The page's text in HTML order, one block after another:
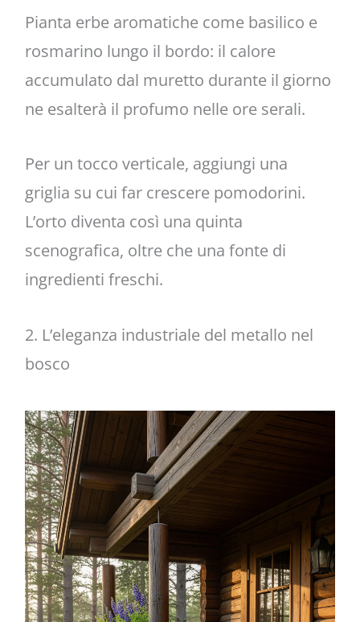
Pianta erbe aromatiche come basilico e
rosmarino lungo il bordo: il calore
accumulato dal muretto durante il giorno
ne esalterà il profumo nelle ore serali.
Per un tocco verticale, aggiungi una
griglia su cui far crescere pomodorini.
L’orto diventa così una quinta
scenografica, oltre che una fonte di
ingredienti freschi.
2. L’eleganza industriale del metallo nel
bosco